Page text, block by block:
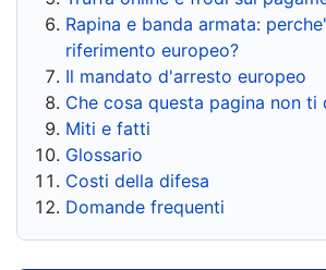
Rapina e banda armata:
riferimento europeo?
Il mandato d'arresto europeo
Che cosa questa pagina non ti
Miti e fatti
Glossario
Costi della difesa
Domande frequenti